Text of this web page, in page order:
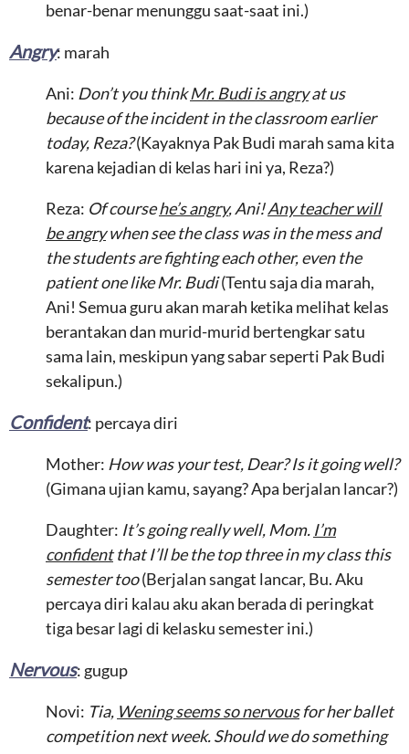
benar-benar menunggu saat-saat ini.)
Angry: marah
Ani: Don’t you thinkMr. Budi is angryat us
because of the incident in the classroom earlier
today, Reza?(Kayaknya Pak Budi marah sama kita
karena kejadian di kelas hari ini ya, Reza?)
Reza: Of coursehe’s angry, Ani!Any teacher will
be angrywhen see the class was in the mess and
the students are fighting each other, even the
patient one like Mr. Budi(Tentu saja dia marah,
Ani! Semua guru akan marah ketika melihat kelas
berantakan dan murid-murid bertengkar satu
sama lain, meskipun yang sabar seperti Pak Budi
sekalipun.)
Confident: percaya diri
Mother: How was your test, Dear? Is it going well?
(Gimana ujian kamu, sayang? Apa berjalan lancar?)
Daughter: It’s going really well, Mom. I’m
confidentthat I’ll be the top three in my class this
semester too(Berjalan sangat lancar, Bu. Aku
percaya diri kalau aku akan berada di peringkat
tiga besar lagi di kelasku semester ini.)
Nervous: gugup
Novi: Tia, Wening seems so nervousfor her ballet
competition next week. Should we do something